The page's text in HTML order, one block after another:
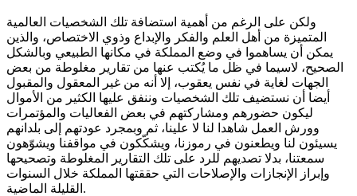
ولكن على الرغم من أهمية استضافة تلك الشخصيات العالمية
المتميزة من أهل العلم والفكر والإبداع وذوي الاختصاص، والذين
يمكن أن يساهموا في وضع المملكة في مكانها الطبيعي وبالشكل
الصحيح، لاسيما في ظل ما يُكتب عنها من تقارير مغلوطة من بعض
الجهات لغاية في نفس يعقوب، إلا أنه من غير المعقول والمقبول
أيضا أن نستضيف تلك الشخصيات وننفق عليها الكثير من الأموال
ليكون حضورهم ومشاركتهم في بعض الفعاليات والمؤتمرات
وورش العمل شاهدا لنا لا علينا، ثم وبمجرد عودتهم إلى بلدانهم
يسيئون لنا ويطعنون في رموزنا، ويشكّكون في مواقفنا ويشوّهون
سمعتنا، بدلا تصديهم للرد على تلك التقارير المغلوطة وتصحيحها
وإبراز الإنجازات والإصلاحات التي حققتها المملكة خلال السنوات
القليلة الماضية.